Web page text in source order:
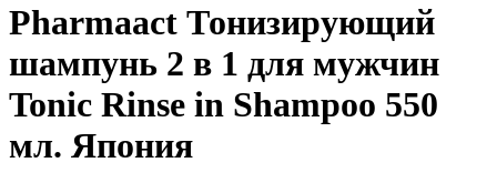
Pharmaact Тонизирующий
шампунь 2 в 1 для мужчин
Tonic Rinse in Shampoo 550
мл. Япония